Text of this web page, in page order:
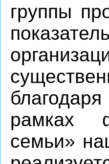
группы
рамках
семьи»